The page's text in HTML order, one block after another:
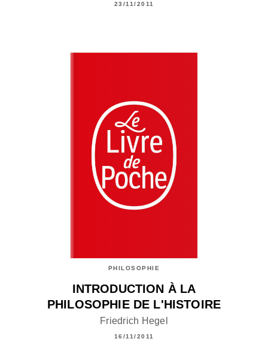
23/11/2011
PHILOSOPHIE
INTRODUCTION À LA
PHILOSOPHIE DE L'HISTOIRE
Friedrich Hegel
16/11/2011